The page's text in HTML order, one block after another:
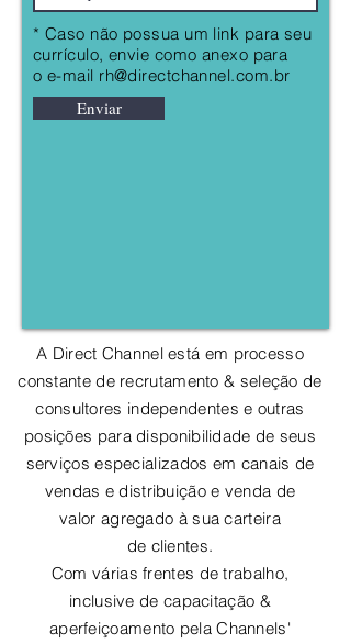
* Caso não possua um link para seu
currículo, envie como anexo para
o e-mail rh@directchannel.com.br
Enviar
A Direct Channel está em processo
constante de recrutamento & seleção de
consultores independentes e outras
posições para disponibilidade de seus
serviços especializados em canais de
vendas e distribuição e venda de
valor agregado à sua carteira
de clientes.
Com várias frentes de trabalho,
inclusive de capacitação &
aperfeiçoamento pela Channels'